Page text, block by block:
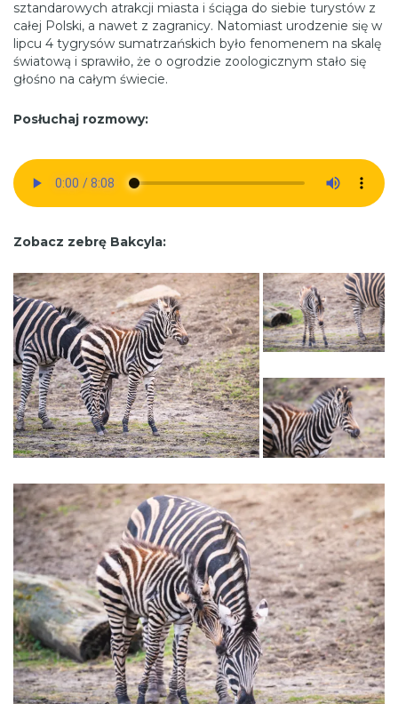
sztandarowych atrakcji miasta i ściąga do siebie turystów z
całej Polski, a nawet z zagranicy. Natomiast urodzenie się w
lipcu 4 tygrysów sumatrzańskich było fenomenem na skalę
światową i sprawiło, że o ogrodzie zoologicznym stało się
głośno na całym świecie.
Posłuchaj rozmowy:
Zobacz zebrę Bakcyla: